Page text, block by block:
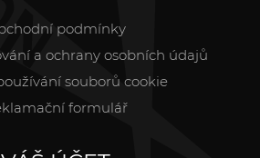
podmínky
a ochrany osobních údajů
souborů cookie
formulář